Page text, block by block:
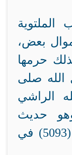
الملتوية
بعض،
حرمها
الله صلى
الراشي
حديث
صحيح أورده الألباني برقم (5093) في